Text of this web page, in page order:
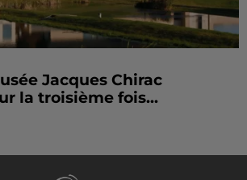
Jacques Chirac
la troisième fois...